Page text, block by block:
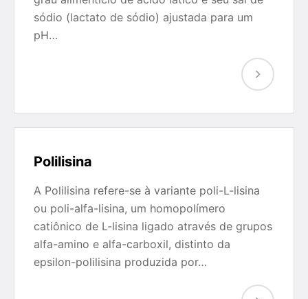
sódio (lactato de sódio) ajustada para um
pH…
Polilisina
A Polilisina refere-se à variante poli-L-lisina
ou poli-alfa-lisina, um homopolímero
catiônico de L-lisina ligado através de grupos
alfa-amino e alfa-carboxil, distinto da
epsilon-polilisina produzida por…